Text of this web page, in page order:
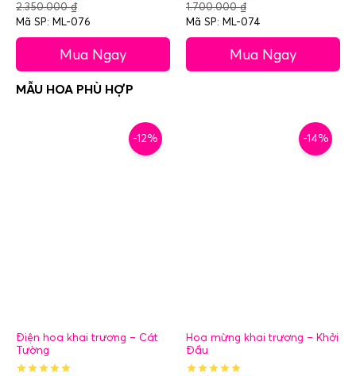
2.350.000₫
Mã SP: ML-076
Mua Ngay
1.700.000₫
Mã SP: ML-074
Mua Ngay
-12%
Điện hoa khai trương – Cát
Tường
-14%
Hoa mừng khai trương – Khởi
Đầu